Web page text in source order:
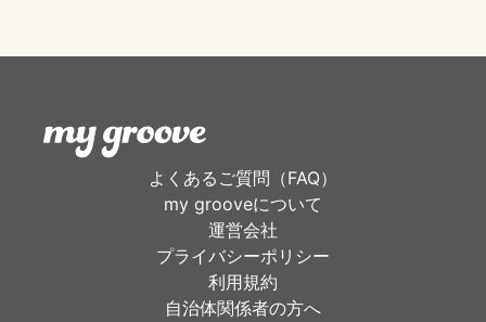
よくあるご質問（FAQ）
my grooveについて
運営会社
プライバシーポリシー
利用規約
自治体関係者の方へ